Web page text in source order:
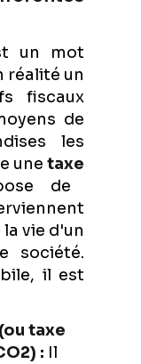
un mot
réalité un
fiscaux
de
les
une taxe
de
vie d'un
société.
il est
taxe
: Il